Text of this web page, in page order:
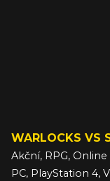
WARLOCKS VS
Akční, RPG, Online
PC, PlayStation 4,